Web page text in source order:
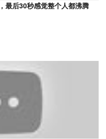
最后30秒感觉整个人都沸腾